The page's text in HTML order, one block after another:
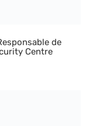
de
Centre